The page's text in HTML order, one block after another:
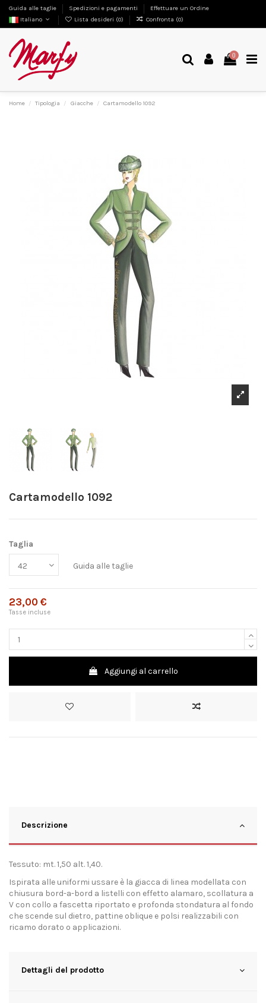
Guida alle taglie Spedizioni e pagamenti
Effettuare un Ordine
Italiano
Lista desideri (0) Confronta (0)
0
Home Tipologia Giacche Cartamodello 1092
Cartamodello 1092
Taglia
Guida alle taglie
23,00 €
Tasse incluse
Aggiungi al carrello
Descrizione
Tessuto: mt. 1,50 alt. 1,40.
Ispirata alle uniformi ussare è la giacca di linea modellata con
chiusura bord-a-bord a listelli con effetto alamaro, scollatura a
V con collo a fascetta riportato e profonda stondatura al fondo
che scende sul dietro, pattine oblique e polsi realizzabili con
ricamo dorato o applicazioni.
Dettagli del prodotto